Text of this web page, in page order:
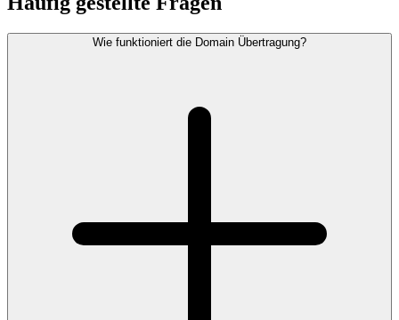
Wie funktioniert die Domain Übertragung?